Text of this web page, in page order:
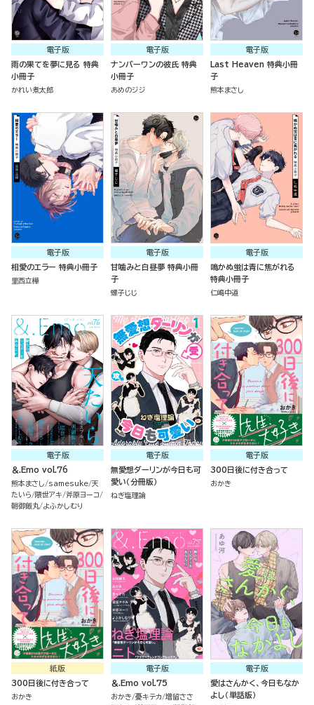
電子版
雨の果てを夢に見る 特典
小冊子
かれい煮太郎
電子版
ナンバーワンの彼氏 特典
小冊子
あめのジジ
電子版
Last Heaven 特典小冊
子
熊本まさし
電子版
相愛のエラー 特典小冊子
里西立樺
電子版
甘噛みと白昼夢 特典小冊
子
螺子じじ
電子版
鳴かぬ蛍は青に焦がれる
特典小冊子
仁嶋中道
電子版
＆.Emo vol.76
熊本まさし samesuke 天
たいら
隈世アキ 斧原ヨーコ
朝御飯丸 よふかしむり
電子版
無愛想ダーリンが今日も可
愛い（分冊版）
ねぎ塩理論
電子版
300日後に付き合って
おかき
紙版
300日後に付き合って
おかき
電子版
＆.Emo vol.75
おかき 憂キテカ 増留ささ
電子版
愛はさんかく、今日もなか
よし（単話版）